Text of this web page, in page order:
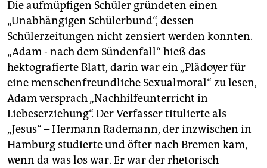
Die aufmüpfigen Schüler gründeten einen
„Unabhängigen Schülerbund“, dessen
Schülerzeitungen nicht zensiert werden konnten.
„Adam - nach dem Sündenfall“ hieß das
hektografierte Blatt, darin war ein „Plädoyer für
eine menschenfreundliche Sexualmoral“ zu lesen,
Adam versprach „Nachhilfeunterricht in
Liebeserziehung“. Der Verfasser titulierte als
„Jesus“ – Hermann Rademann, der inzwischen in
Hamburg studierte und öfter nach Bremen kam,
wenn da was los war. Er war der rhetorisch